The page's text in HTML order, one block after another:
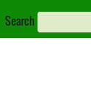
Search